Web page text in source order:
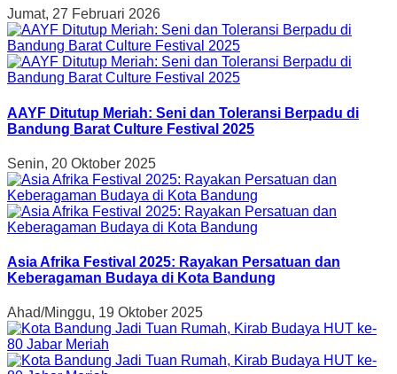
Jumat, 27 Februari 2026
AAYF Ditutup Meriah: Seni dan Toleransi Berpadu di
Bandung Barat Culture Festival 2025
Senin, 20 Oktober 2025
Asia Afrika Festival 2025: Rayakan Persatuan dan
Keberagaman Budaya di Kota Bandung
Ahad/Minggu, 19 Oktober 2025